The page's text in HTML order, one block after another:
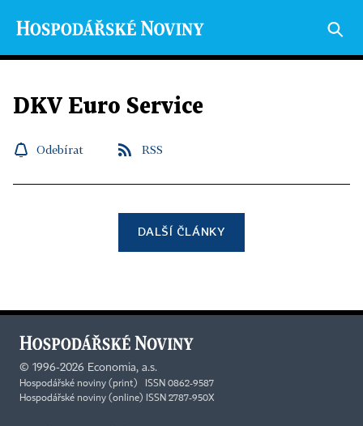
DKV Euro Service
Odebírat RSS
DALŠÍ ČLÁNKY
© 1996-2026 Economia, a.s.
Hospodářské noviny (print) ISSN 0862-9587
Hospodářské noviny (online) ISSN 2787-950X